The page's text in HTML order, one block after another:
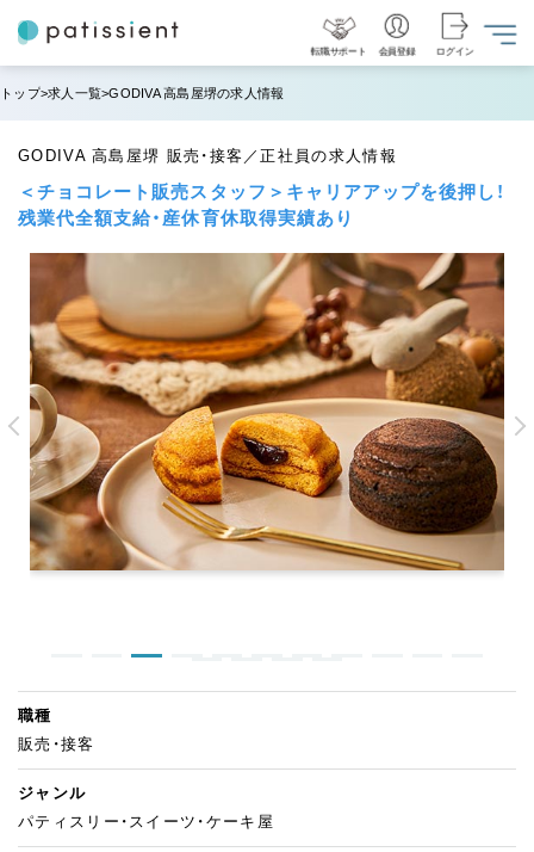
転職サポート 会員登録 ログイン
トップ 求人一覧 GODIVA 高島屋堺の求人情報
GODIVA 高島屋堺 販売・接客／正社員の求人情報
＜チョコレート販売スタッフ＞キャリアアップを後押し！
残業代全額支給・産休育休取得実績あり
職種
販売・接客
ジャンル
パティスリー・スイーツ・ケーキ屋